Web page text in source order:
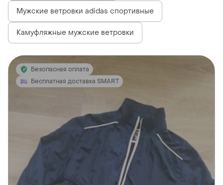
Мужские ветровки adidas спортивные
Камуфляжные мужские ветровки
Безопасная оплата
Бесплатная доставка SMART